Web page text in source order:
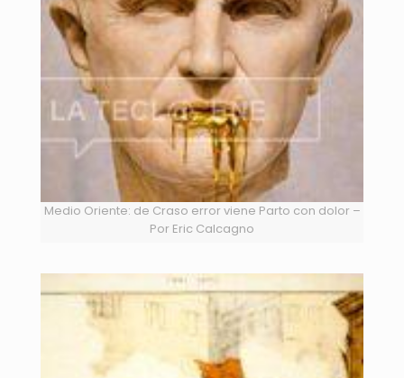
Medio Oriente: de Craso error viene Parto con dolor –
Por Eric Calcagno